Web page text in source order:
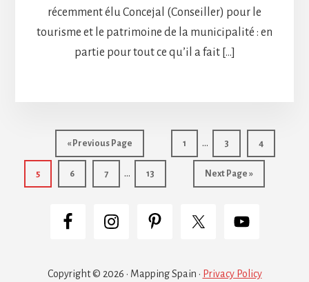
récemment élu Concejal (Conseiller) pour le
tourisme et le patrimoine de la municipalité : en
partie pour tout ce qu’il a fait […]
« Go
to
Previous Page Page
1
Interim
pages
omitted
… Page
3 Page
4
Page
5 Page
6 Page
7
Interim
pages
… Page
13
Go
to
Next Page »
Copyright © 2026 · Mapping Spain · Privacy Policy